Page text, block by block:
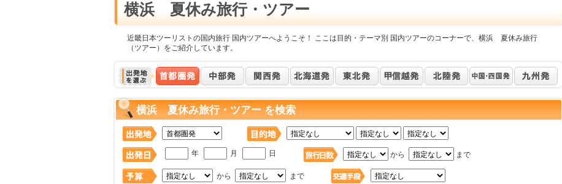
横浜 夏休み旅行・ツアー
近畿日本ツーリストの国内旅行 国内ツアーへようこそ！ ここは目的・テーマ別 国内ツアーのコーナーで、横浜 夏休み旅行
（ツアー）をご紹介しています。
横浜 夏休み旅行・ツアー を検索
年 月 日 から まで
から まで